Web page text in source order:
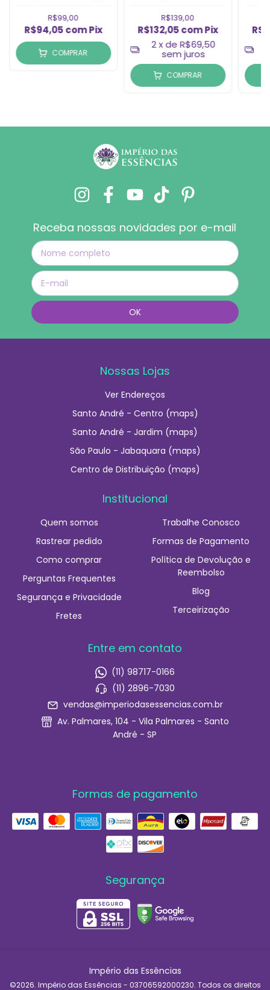
R$99,00
R$94,05comPix
COMPRAR
R$139,00
R$132,05comPix
2x deR$69,50
sem juros
COMPRAR
Receba nossas novidades por e-mail
Nossas Lojas
Ver Endereços
Santo André - Centro (maps)
Santo André - Jardim (maps)
São Paulo - Jabaquara (maps)
Centro de Distribuição (maps)
Institucional
Quem somos
Rastrear pedido
Como comprar
Perguntas Frequentes
Segurança e Privacidade
Fretes
Trabalhe Conosco
Formas de Pagamento
Política de Devolução e
Reembolso
Blog
Terceirização
Entre em contato
(11) 98717-0166
(11) 2896-7030
vendas@imperiodasessencias.com.br
Av. Palmares, 104 - Vila Palmares - Santo
André - SP
Formas de pagamento
Segurança
Império das Essências
©2026. Império das Essências - 03706592000230. Todos os direitos